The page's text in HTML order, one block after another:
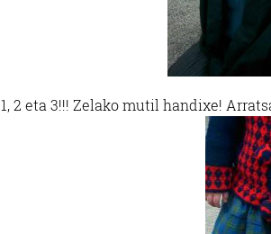
1, 2 eta 3!!! Zelako mutil handixe!